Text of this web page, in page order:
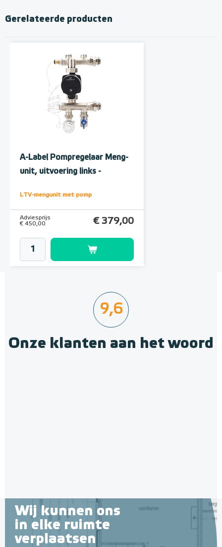
Gerelateerde producten
A-Label Pompregelaar Meng-
unit, uitvoering links -
LTV-mengunit met pomp
Adviesprijs
€ 450,00
€ 379,00
9,6
Onze klanten aan het woord
Wij kunnen ons
in elke ruimte
verplaatsen